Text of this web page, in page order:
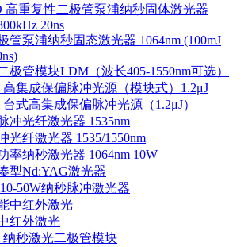
高重复性二极管泵浦纳秒固体激光器
20ns
管泵浦纳秒固态激光器 1064nm (100mJ
极管模块LDM（波长405-1550nm可选）
高集成保偏脉冲光源（模块式）1.2μJ
台式高集成保偏脉冲光源（1.2μJ）
冲光纤激光器 1535nm
光纤激光器 1535/1550nm
率纳秒激光器 1064nm 10W
型Nd:YAG激光器
50W纳秒脉冲激光器
中红外激光
红外激光
纳秒激光二极管模块